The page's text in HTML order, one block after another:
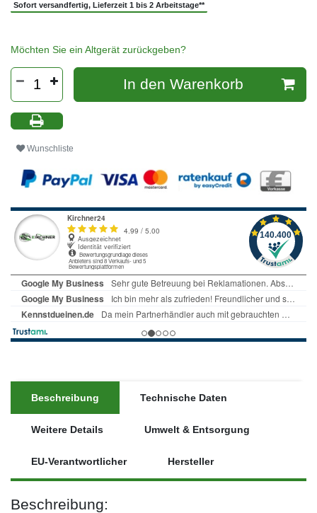
Sofort versandfertig, Lieferzeit 1 bis 2 Arbeitstage**
Möchten Sie ein Altgerät zurückgeben?
In den Warenkorb
Wunschliste
Beschreibung Technische Daten
Weitere Details Umwelt & Entsorgung
EU-Verantwortlicher Hersteller
Beschreibung: